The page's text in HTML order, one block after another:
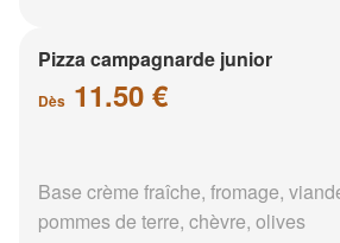
Pizza campagnarde junior
Dès 11.50 €
Base crème fraîche, fromage,
pommes de terre, chèvre, olives